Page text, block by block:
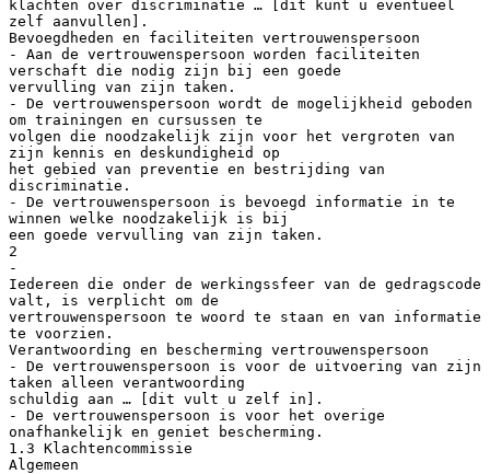
klachten over discriminatie … [dit kunt u eventueel
zelf aanvullen].
Bevoegdheden en faciliteiten vertrouwenspersoon
- Aan de vertrouwenspersoon worden faciliteiten
verschaft die nodig zijn bij een goede
vervulling van zijn taken.
- De vertrouwenspersoon wordt de mogelijkheid geboden
om trainingen en cursussen te
volgen die noodzakelijk zijn voor het vergroten van
zijn kennis en deskundigheid op
het gebied van preventie en bestrijding van
discriminatie.
- De vertrouwenspersoon is bevoegd informatie in te
winnen welke noodzakelijk is bij
een goede vervulling van zijn taken.
2
-
Iedereen die onder de werkingssfeer van de gedragscode
valt, is verplicht om de
vertrouwenspersoon te woord te staan en van informatie
te voorzien.
Verantwoording en bescherming vertrouwenspersoon
- De vertrouwenspersoon is voor de uitvoering van zijn
taken alleen verantwoording
schuldig aan … [dit vult u zelf in].
- De vertrouwenspersoon is voor het overige
onafhankelijk en geniet bescherming.
1.3 Klachtencommissie
Algemeen